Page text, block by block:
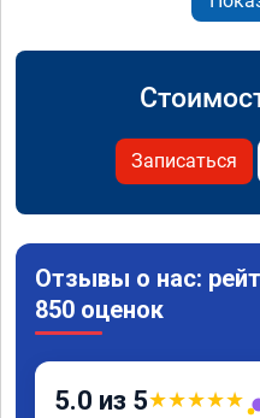
Записаться
Отзывы о нас:
850 оценок
5.0 из 5★★★★★